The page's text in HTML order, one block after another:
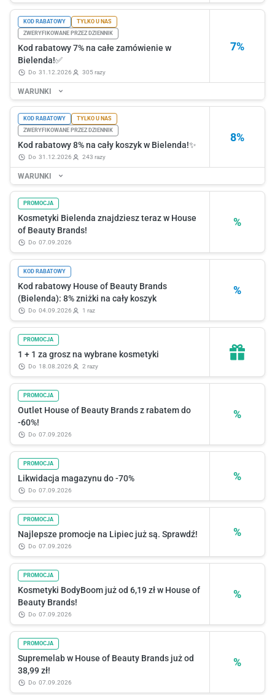
7%
KOD RABATOWY
TYLKO U NAS
ZWERYFIKOWANE PRZEZ DZIENNIK
Kod rabatowy 7% na całe zamówienie w
Bielenda!✅
do 31.12.2026 305 razy
WARUNKI
8%
KOD RABATOWY
TYLKO U NAS
ZWERYFIKOWANE PRZEZ DZIENNIK
Kod rabatowy 8% na cały koszyk w Bielenda!✨
do 31.12.2026 243 razy
WARUNKI
%
PROMOCJA
Kosmetyki Bielenda znajdziesz teraz w House
of Beauty Brands!
do 07.09.2026
%
KOD RABATOWY
Kod rabatowy House of Beauty Brands
(Bielenda): 8% zniżki na cały koszyk
do 04.09.2026 1 raz
PROMOCJA
1 + 1 za grosz na wybrane kosmetyki
do 18.08.2026 2 razy
%
PROMOCJA
Outlet House of Beauty Brands z rabatem do
-60%!
do 07.09.2026
%
PROMOCJA
Likwidacja magazynu do -70%
do 07.09.2026
%
PROMOCJA
Najlepsze promocje na Lipiec już są. Sprawdź!
do 07.09.2026
%
PROMOCJA
Kosmetyki BodyBoom już od 6,19 zł w House of
Beauty Brands!
do 07.09.2026
%
PROMOCJA
Supremelab w House of Beauty Brands już od
38,99 zł!
do 07.09.2026